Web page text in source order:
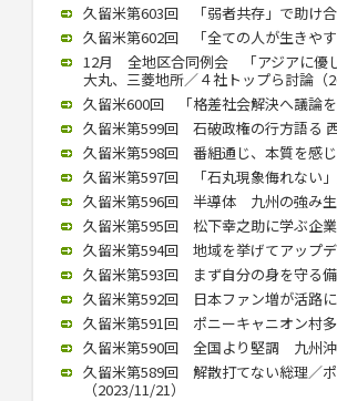
久留米第603回 「弱者共存」で助け
久留米第602回 「全ての人が生きや
12月 全地区合同例会 「アジアに優
大丸、三菱地所／４社トップら討論（
久留米600回 「格差社会解決へ議論
久留米第599回 石破政権の行方語る
久留米第598回 番組通じ、本質を感
久留米第597回 「石丸現象侮れない
久留米第596回 半導体 九州の強み生
久留米第595回 松下幸之助に学ぶ企
久留米第594回 地域を挙げてアップ
久留米第593回 まず自分の身を守る備
久留米第592回 日本ファン増が活路
久留米第591回 ポニーキャニオン村
久留米第590回 全国より堅調 九州沖
久留米第589回 解散打てない総理／
（2023/11/21）